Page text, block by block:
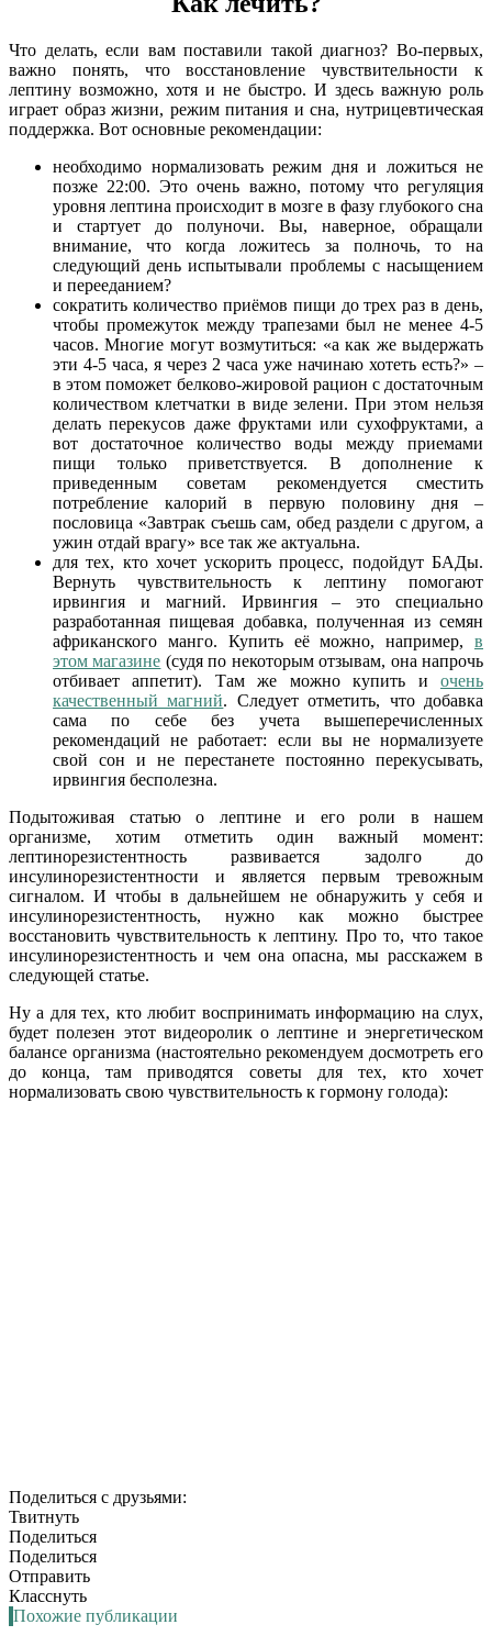
Что делать, если вам поставили такой диагноз? Во-первых,
важно понять, что восстановление чувствительности к
лептину возможно, хотя и не быстро. И здесь важную роль
играет образ жизни, режим питания и сна, нутрицевтическая
поддержка. Вот основные рекомендации:
необходимо нормализовать режим дня и ложиться не
позже 22:00. Это очень важно, потому что регуляция
уровня лептина происходит в мозге в фазу глубокого сна
и стартует до полуночи. Вы, наверное, обращали
внимание, что когда ложитесь за полночь, то на
следующий день испытывали проблемы с насыщением
и перееданием?
сократить количество приёмов пищи до трех раз в день,
чтобы промежуток между трапезами был не менее 4-5
часов. Многие могут возмутиться: «а как же выдержать
эти 4-5 часа, я через 2 часа уже начинаю хотеть есть?» –
в этом поможет белково-жировой рацион с достаточным
количеством клетчатки в виде зелени. При этом нельзя
делать перекусов даже фруктами или сухофруктами, а
вот достаточное количество воды между приемами
пищи только приветствуется. В дополнение к
приведенным советам рекомендуется сместить
потребление калорий в первую половину дня –
пословица «Завтрак съешь сам, обед раздели с другом, а
ужин отдай врагу» все так же актуальна.
для тех, кто хочет ускорить процесс, подойдут БАДы.
Вернуть чувствительность к лептину помогают
ирвингия и магний. Ирвингия – это специально
разработанная пищевая добавка, полученная из семян
африканского манго. Купить её можно, например, в
этом магазине (судя по некоторым отзывам, она напрочь
отбивает аппетит). Там же можно купить и очень
качественный магний. Следует отметить, что добавка
сама по себе без учета вышеперечисленных
рекомендаций не работает: если вы не нормализуете
свой сон и не перестанете постоянно перекусывать,
ирвингия бесполезна.
Подытоживая статью о лептине и его роли в нашем
организме, хотим отметить один важный момент:
лептинорезистентность развивается задолго до
инсулинорезистентности и является первым тревожным
сигналом. И чтобы в дальнейшем не обнаружить у себя и
инсулинорезистентность, нужно как можно быстрее
восстановить чувствительность к лептину. Про то, что такое
инсулинорезистентность и чем она опасна, мы расскажем в
следующей статье.
Ну а для тех, кто любит воспринимать информацию на слух,
будет полезен этот видеоролик о лептине и энергетическом
балансе организма (настоятельно рекомендуем досмотреть его
до конца, там приводятся советы для тех, кто хочет
нормализовать свою чувствительность к гормону голода):
Поделиться с друзьями:
Твитнуть
Поделиться
Поделиться
Отправить
Класснуть
Похожие публикации